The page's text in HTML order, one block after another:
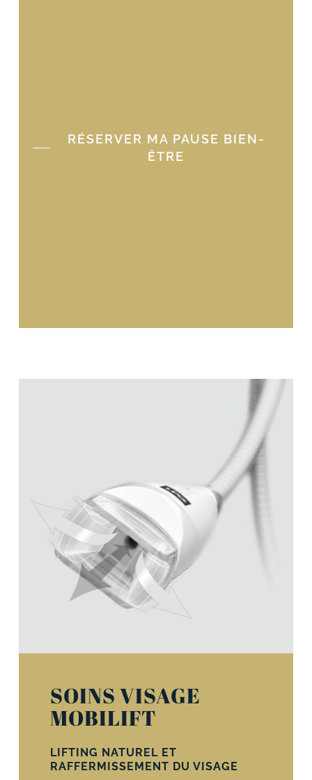
RÉSERVER MA PAUSE BIEN-
ÊTRE
SOINS VISAGE
MOBILIFT
LIFTING NATUREL ET
RAFFERMISSEMENT DU VISAGE